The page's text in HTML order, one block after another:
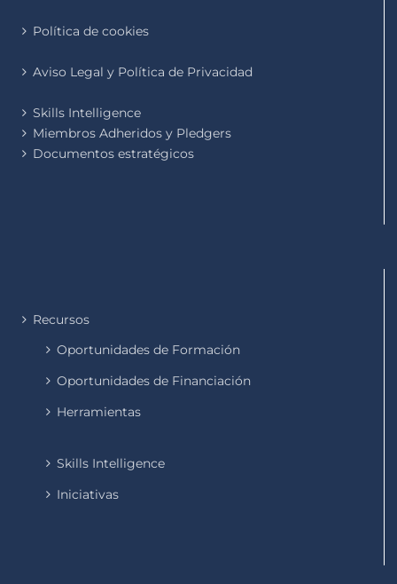
Política de cookies
Aviso Legal y Política de Privacidad
Skills Intelligence
Miembros Adheridos y Pledgers
Documentos estratégicos
Recursos
Oportunidades de Formación
Oportunidades de Financiación
Herramientas
Skills Intelligence
Iniciativas